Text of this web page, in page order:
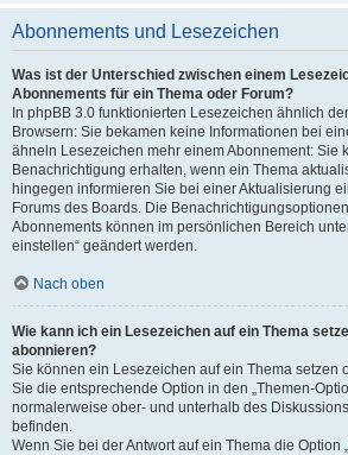
Abonnements und Lesezeichen
Was ist der Unterschied zwischen einem
Abonnements für ein Thema oder Forum?
In phpBB 3.0 funktionierten Lesezeichen ähnlich
Browsern: Sie bekamen keine Informationen bei
ähneln Lesezeichen mehr einem Abonnement: Sie
Benachrichtigung erhalten, wenn ein Thema
hingegen informieren Sie bei einer Aktualisierung
Forums des Boards. Die
Abonnements können im persönlichen Bereich
einstellen“ geändert werden.
Nach oben
Wie kann ich ein Lesezeichen auf ein Thema
abonnieren?
Sie können ein Lesezeichen auf ein Thema setzen
Sie die entsprechende Option in den „Themen-
normalerweise ober- und unterhalb des
befinden.
Wenn Sie bei der Antwort auf ein Thema die Option